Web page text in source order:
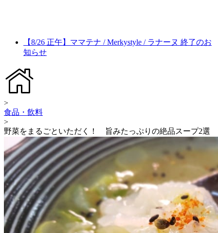
【8/26 正午】ママテナ / Merkystyle / ラナーヌ 終了のお
知らせ
>
食品・飲料
>
野菜をまるごといただく！ 旨みたっぷりの絶品スープ2選